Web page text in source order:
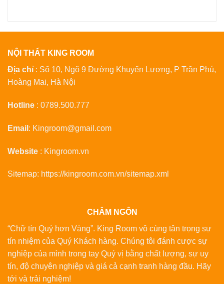
NỘI THẤT KING ROOM
Địa chỉ : Số 10, Ngõ 9 Đường Khuyến Lương, P Trần Phú,
Hoàng Mai, Hà Nội
Hotline : 0789.500.777
Email : Kingroom@gmail.com
Website : Kingroom.vn
Sitemap: https://kingroom.com.vn/sitemap.xml
CHÂM NGÔN
“Chữ tín Quý hơn Vàng”. King Room vô cùng tân trọng sự
tín nhiệm của Quý Khách hàng. Chúng tôi đánh cược sự
nghiệp của mình trong tay Quý vị bằng chất lượng, sự uy
tín, độ chuyên nghiệp và giá cả cạnh tranh hàng đầu. Hãy
tới và trải nghiệm!